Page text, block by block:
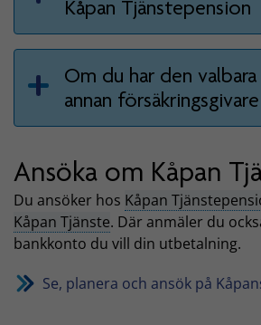
Kåpan Tjänstepension
Om du har den
annan försäkringsgivare
Ansöka om Kåpan
Du ansöker hos Kåpan
Kåpan Tjänste. Där anmäler du
bankkonto du vill din utbetalning.
Se, planera och ansök på